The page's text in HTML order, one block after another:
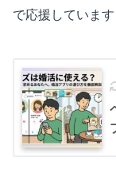
で応援しています